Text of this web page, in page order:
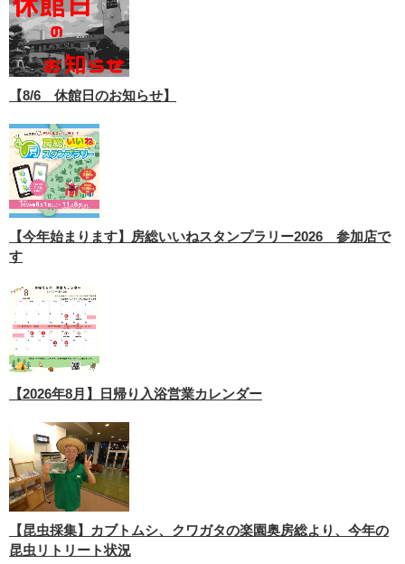
【8/6 休館日のお知らせ】
【今年始まります】房総いいねスタンプラリー2026 参加店で
す
【2026年8月】日帰り入浴営業カレンダー
【昆虫採集】カブトムシ、クワガタの楽園奥房総より、今年の
昆虫リトリート状況